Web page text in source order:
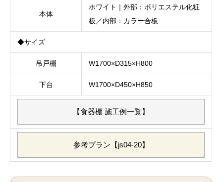
本体
ホワイト｜外部：ポリエステル化粧
板／内部：カラー合板
◆サイズ
吊戸棚 W1700×D315×H800
下台 W1700×D450×H850
【食器棚 施工例一覧】
参考プラン【js04-20】